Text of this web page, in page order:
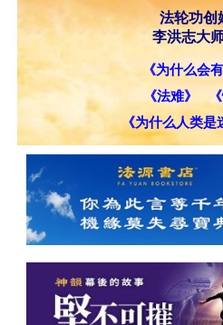
法轮功创
李洪志大
《为什么会
《法难》
《为什么人类是